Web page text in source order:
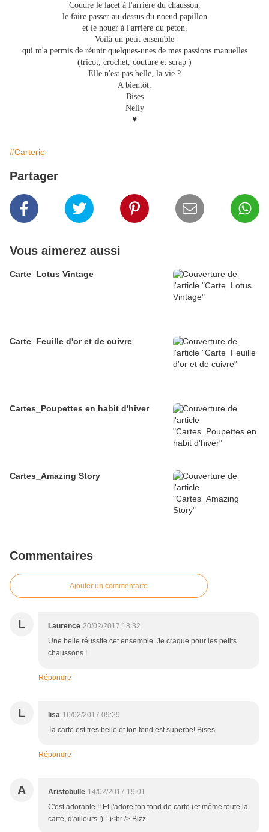
Coudre le lacet à l'arrière du chausson,
le faire passer au-dessus du noeud papillon
et le nouer à l'arrière du peton.
Voilà un petit ensemble
qui m'a permis de réunir quelques-unes de mes passions manuelles
(tricot, crochet, couture et scrap )
Elle n'est pas belle, la vie ?
A bientôt.
Bises
Nelly
♥
#Carterie
Partager
Vous aimerez aussi
Carte_Lotus Vintage
Carte_Feuille d'or et de cuivre
Cartes_Poupettes en habit d'hiver
Cartes_Amazing Story
Commentaires
Ajouter un commentaire
L Laurence 20/02/2017 18:32
Une belle réussite cet ensemble. Je craque pour les petits
chaussons !
Répondre
L lisa 16/02/2017 09:29
Ta carte est tres belle et ton fond est superbe! Bises
Répondre
A Aristobulle 14/02/2017 19:01
C'est adorable !! Et j'adore ton fond de carte (et même toute la
carte, d'ailleurs !) :-)<br /> Bizz